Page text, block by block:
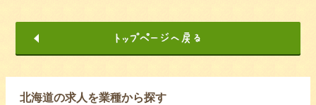
北海道の求人を業種から探す